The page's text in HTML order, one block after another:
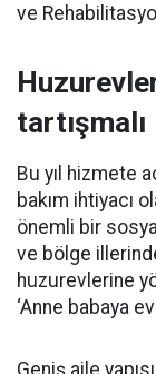
ve
tartışmalı
Bu yıl hizmete
bakım ihtiyacı
önemli bir
ve bölge
huzurevlerine
‘Anne babaya
Geniş aile